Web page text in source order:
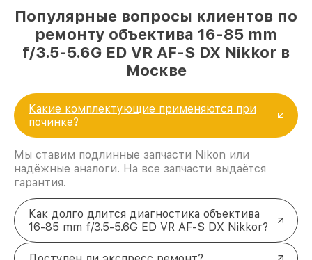
Популярные вопросы клиентов по
ремонту объектива 16-85 mm
f/3.5-5.6G ED VR AF-S DX Nikkor в
Москве
Какие комплектующие применяются при
починке?
Мы ставим подлинные запчасти Nikon или
надёжные аналоги. На все запчасти выдаётся
гарантия.
Как долго длится диагностика объектива
16-85 mm f/3.5-5.6G ED VR AF-S DX Nikkor?